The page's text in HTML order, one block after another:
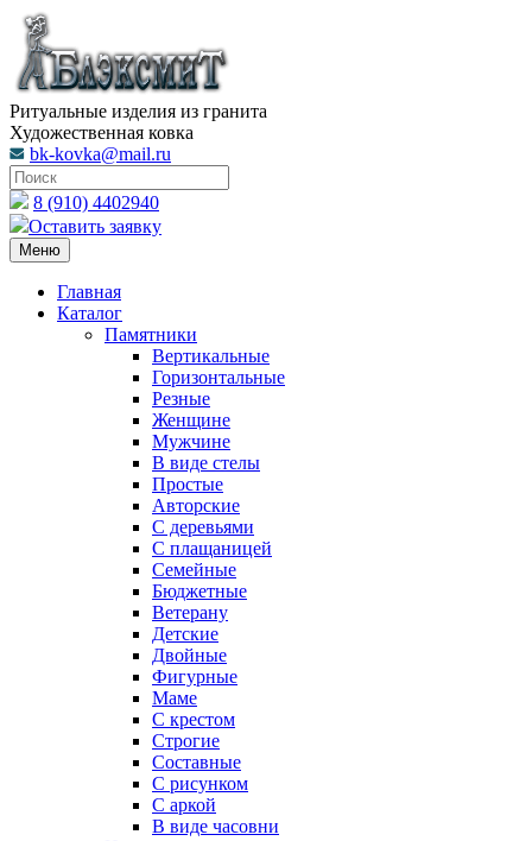
Ритуальные изделия из гранита
Художественная ковка
bk-kovka@mail.ru
8 (910) 4402940
Оставить заявку
Меню
Главная
Каталог
Памятники
Вертикальные
Горизонтальные
Резные
Женщине
Мужчине
В виде стелы
Простые
Авторские
С деревьями
С плащаницей
Семейные
Бюджетные
Ветерану
Детские
Двойные
Фигурные
Маме
С крестом
Строгие
Составные
С рисунком
С аркой
В виде часовни